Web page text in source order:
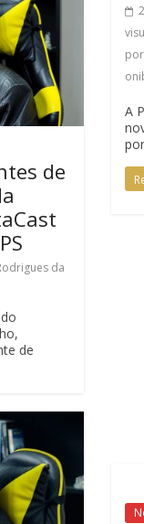
A
de
da
de